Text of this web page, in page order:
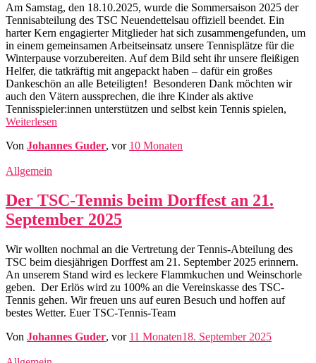
Am Samstag, den 18.10.2025, wurde die Sommersaison 2025 der
Tennisabteilung des TSC Neuendettelsau offiziell beendet. Ein
harter Kern engagierter Mitglieder hat sich zusammengefunden, um
in einem gemeinsamen Arbeitseinsatz unsere Tennisplätze für die
Winterpause vorzubereiten. Auf dem Bild seht ihr unsere fleißigen
Helfer, die tatkräftig mit angepackt haben – dafür ein großes
Dankeschön an alle Beteiligten! Besonderen Dank möchten wir
auch den Vätern aussprechen, die ihre Kinder als aktive
Tennisspieler:innen unterstützen und selbst kein Tennis spielen,
Weiterlesen
Von Johannes Guder, vor 10 Monaten
Allgemein
Der TSC-Tennis beim Dorffest an 21.
September 2025
Wir wollten nochmal an die Vertretung der Tennis-Abteilung des
TSC beim diesjährigen Dorffest am 21. September 2025 erinnern.
An unserem Stand wird es leckere Flammkuchen und Weinschorle
geben. Der Erlös wird zu 100% an die Vereinskasse des TSC-
Tennis gehen. Wir freuen uns auf euren Besuch und hoffen auf
bestes Wetter. Euer TSC-Tennis-Team
Von Johannes Guder, vor 11 Monaten18. September 2025